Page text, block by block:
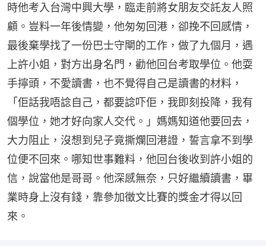
時他考入台灣中興大學，臨走前將女朋友交託友人照
顧。豈料一年後情變，他匆匆回港，卻挽不回感情，
最後棄學找了一份巴士守閘的工作，做了九個月，遇
上許小姐，對方出身名門，勸他回台考取學位。他耍
手擰頭，不愛讀書，也不覺得自己是讀書的材料，
「佢話我唔諗自己，都要諗吓佢，我即刻投降，我有
個學位，她才好向家人交代。」媽媽知道他要回去，
大力阻止，沒想到兒子竟撕爛回港證，誓言拿不到學
位便不回來。哪知世事難料，他回台後收到許小姐的
信，說當他是哥哥。他深感無奈，只好繼續讀書，畢
業時身上沒有錢，靠參加徵文比賽的獎金才得以回
來。